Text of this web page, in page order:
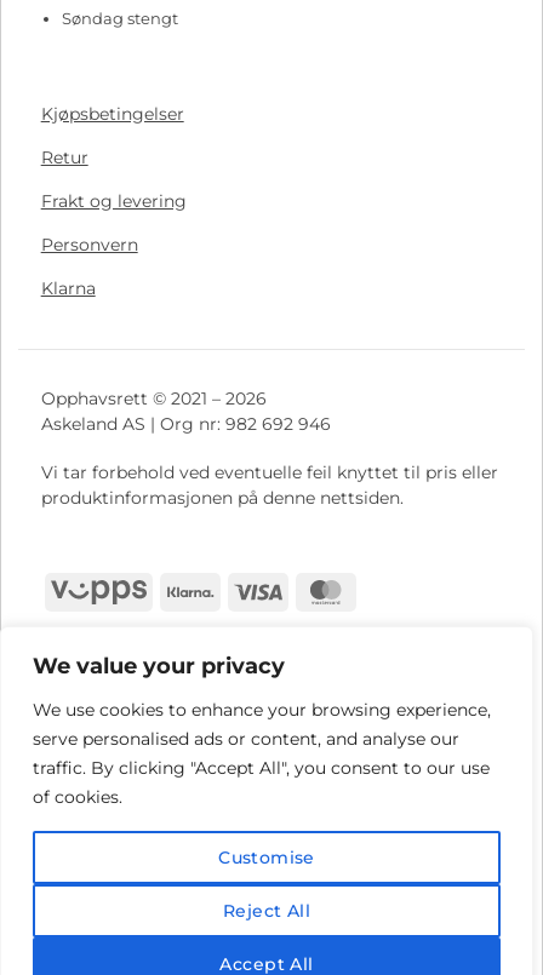
We value your privacy
We use cookies to enhance your browsing experience,
serve personalised ads or content, and analyse our
traffic. By clicking "Accept All", you consent to our use
of cookies.
Customise
Reject All
Accept All
Søndag stengt
Kjøpsbetingelser
Retur
Frakt og levering
Personvern
Klarna
Opphavsrett © 2021 – 2026
Askeland AS | Org nr: 982 692 946
Vi tar forbehold ved eventuelle feil knyttet til pris eller
produktinformasjonen på denne nettsiden.
Vipps Klarna Visa